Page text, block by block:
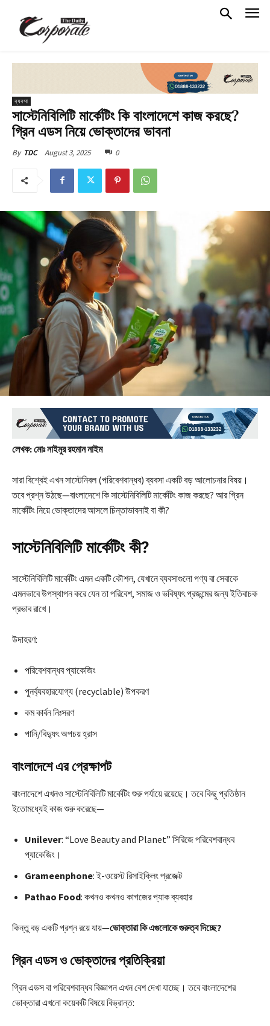
ব্যবসা
সাস্টেনিবিলিটি মার্কেটিং কি বাংলাদেশে কাজ করছে?
গ্রিন এডস নিয়ে ভোক্তাদের ভাবনা
By TDC August 3, 2025 0
লেখক: মোঃ নাইমুর রহমান নাইম
সারা বিশ্বেই এখন সাস্টেনিবল (পরিবেশবান্ধব) ব্যবসা একটি বড় আলোচনার বিষয়।
তবে প্রশ্ন উঠছে—বাংলাদেশে কি সাস্টেনিবিলিটি মার্কেটিং কাজ করছে? আর গ্রিন
মার্কেটিং নিয়ে ভোক্তাদের আসলে চিন্তাভাবনাই বা কী?
সাস্টেনিবিলিটি মার্কেটিং কী?
সাস্টেনিবিলিটি মার্কেটিং এমন একটি কৌশল, যেখানে ব্যবসাগুলো পণ্য বা সেবাকে
এমনভাবে উপস্থাপন করে যেন তা পরিবেশ, সমাজ ও ভবিষ্যৎ প্রজন্মের জন্য ইতিবাচক
প্রভাব রাখে।
উদাহরণ:
পরিবেশবান্ধব প্যাকেজিং
পুনর্ব্যবহারযোগ্য (recyclable) উপকরণ
কম কার্বন নিঃসরণ
পানি/বিদ্যুৎ অপচয় হ্রাস
বাংলাদেশে এর প্রেক্ষাপট
বাংলাদেশে এখনও সাস্টেনিবিলিটি মার্কেটিং শুরু পর্যায়ে রয়েছে। তবে কিছু প্রতিষ্ঠান
ইতোমধ্যেই কাজ শুরু করেছে—
Unilever: “Love Beauty and Planet” সিরিজে পরিবেশবান্ধব
প্যাকেজিং।
Grameenphone: ই-ওয়েস্ট রিসাইক্লিং প্রজেক্ট
Pathao Food: কখনও কখনও কাগজের প্যাক ব্যবহার
কিন্তু বড় একটি প্রশ্ন রয়ে যায়—ভোক্তারা কি এগুলোকে গুরুত্ব দিচ্ছে?
গ্রিন এডস ও ভোক্তাদের প্রতিক্রিয়া
গ্রিন এডস বা পরিবেশবান্ধব বিজ্ঞাপন এখন বেশ দেখা যাচ্ছে। তবে বাংলাদেশের
ভোক্তারা এখনো কয়েকটি বিষয়ে বিভ্রান্ত: